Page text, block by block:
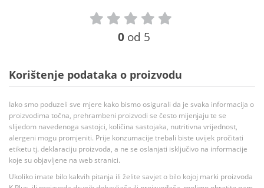
0 od 5
Korištenje podataka o proizvodu
Iako smo poduzeli sve mjere kako bismo osigurali da je svaka informacija o
proizvodima točna, prehrambeni proizvodi se često mijenjaju te se
slijedom navedenoga sastojci, količina sastojaka, nutritivna vrijednost,
alergeni mogu promjeniti. Prije konzumacije trebali biste uvijek pročitati
etiketu tj. deklaraciju proizvoda, a ne se oslanjati isključivo na informacije
koje su objavljene na web stranici.
Ukoliko imate bilo kakvih pitanja ili želite savjet o bilo kojoj marki proizvoda